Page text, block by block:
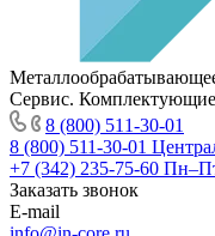
Сервис.
8 (800) 511-30-01
8 (800) 511-30-01
+7 (342) 235-75-60
Заказать звонок
E-mail